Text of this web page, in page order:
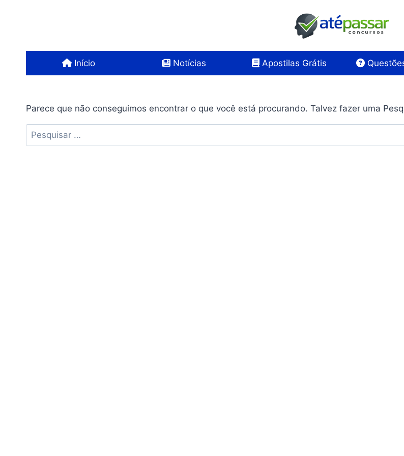
Início Notícias Apostilas Grátis
Parece que não conseguimos encontrar o que você está procurando. Talvez fazer uma
Pesquisar
por: